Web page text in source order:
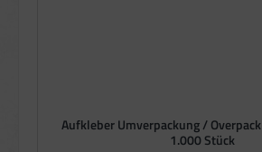
Aufkleber Umverpackung / Overpack , 100 x 40 mm,
1.000 Stück